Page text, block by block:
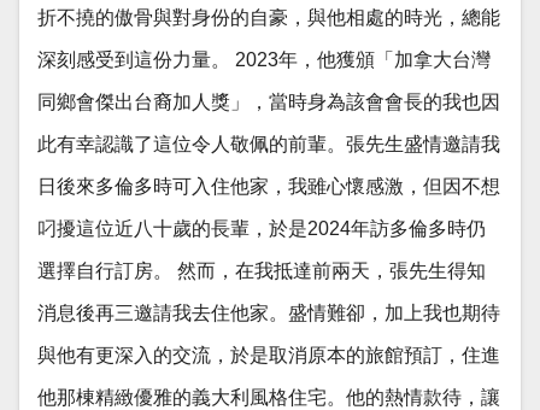
折不撓的傲骨與對身份的自豪，與他相處的時光，總能
深刻感受到這份力量。 2023年，他獲頒「加拿大台灣
同鄉會傑出台裔加人獎」，當時身為該會會長的我也因
此有幸認識了這位令人敬佩的前輩。張先生盛情邀請我
日後來多倫多時可入住他家，我雖心懷感激，但因不想
叼擾這位近八十歲的長輩，於是2024年訪多倫多時仍
選擇自行訂房。 然而，在我抵達前兩天，張先生得知
消息後再三邀請我去住他家。盛情難卻，加上我也期待
與他有更深入的交流，於是取消原本的旅館預訂，住進
他那棟精緻優雅的義大利風格住宅。他的熱情款待，讓